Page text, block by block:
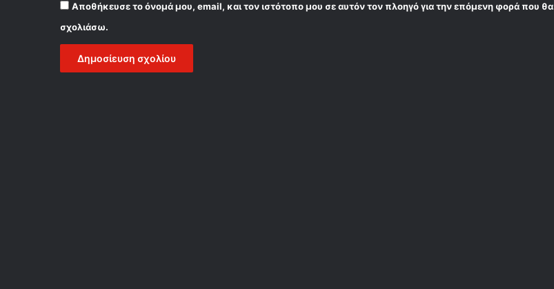
Αποθήκευσε το όνομά μου, email, και τον ιστότοπο μου σε αυτόν τον πλοηγό για την επόμενη φορά που θα
σχολιάσω.